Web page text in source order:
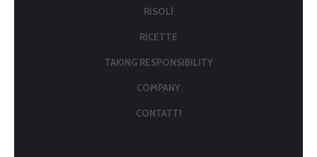
RISOLÌ
RICETTE
TAKING RESPONSIBILITY
COMPANY
CONTATTI